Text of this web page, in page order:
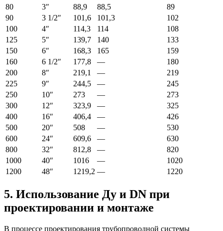
80
3″ 88,9 88,5
89
90
3 1/2″ 101,6 101,3
102
100
4″ 114,3 114
108
125
5″ 139,7 140
133
150
6″ 168,3 165
159
160
6 1/2″ 177,8 —
180
200
8″ 219,1 —
219
225
9″ 244,5 —
245
250
10″ 273 —
273
300
12″ 323,9 —
325
400
16″ 406,4 —
426
500
20″ 508 —
530
600
24″ 609,6 —
630
800
32″ 812,8 —
820
1000
40″ 1016 —
1020
1200
48″ 1219,2 — 1220
5. Использование Ду и DN при
проектировании и монтаже
В процессе проектирования трубопроводной системы